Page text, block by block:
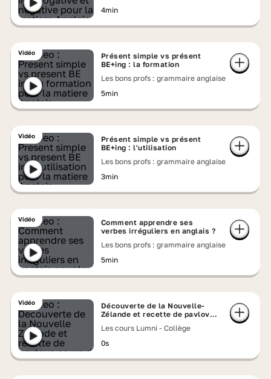
4min
Vidéo
Présent simple vs présent
BE+ing : la formation
Les bons profs : grammaire anglaise
5min
Vidéo
Présent simple vs présent
BE+ing : l'utilisation
Les bons profs : grammaire anglaise
3min
Vidéo
Comment apprendre ses
verbes irréguliers en anglais ?
Les bons profs : grammaire anglaise
5min
Vidéo
Découverte de la Nouvelle-
Zélande et recette de pavlova -
Les cours Lumni - Collège
0s